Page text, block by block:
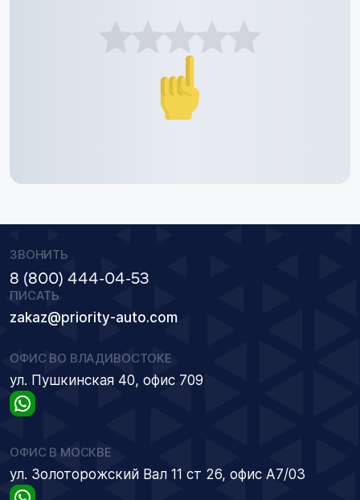
ЗВОНИТЬ
8 (800) 444-04-53
ПИСАТЬ
zakaz@priority-auto.com
ОФИС ВО ВЛАДИВОСТОКЕ
ул. Пушкинская 40, офис 709
ОФИС В МОСКВЕ
ул. Золоторожский Вал 11 ст 26, офис А7/03